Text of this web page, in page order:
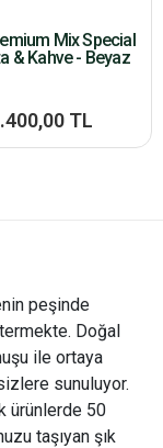
Mix Special
& Kahve - Beyaz
TL
peşinde
Doğal
ile ortaya
sunuluyor.
ürünlerde 50
taşıyan şık